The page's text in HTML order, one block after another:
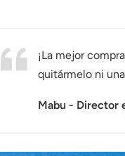
Nederland
한국어
¡La mejor
quitármelo ni
Mabu - Director